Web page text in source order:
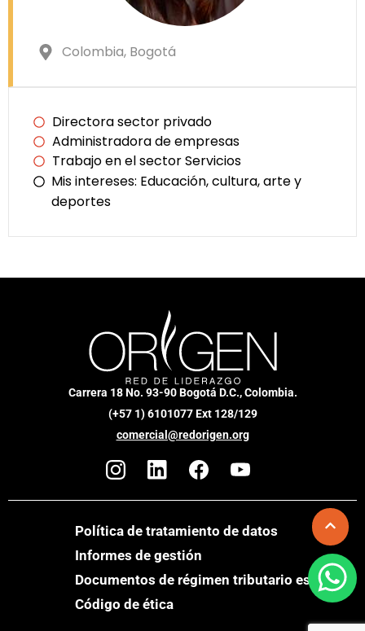
Colombia, Bogotá
Directora sector privado
Administradora de empresas
Trabajo en el sector Servicios
Mis intereses: Educación, cultura, arte y
deportes
Carrera 18 No. 93-90 Bogotá D.C., Colombia.
(+57 1) 6101077 Ext 128/129
comercial@redorigen.org
Política de tratamiento de datos
Informes de gestión
Documentos de régimen tributario especial
Código de ética